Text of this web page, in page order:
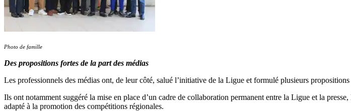
Photo de famille
Des propositions fortes de la part des médias
Les professionnels des médias ont, de leur côté, salué l’initiative de la Ligue et formulé plusieurs
Ils ont notamment suggéré la mise en place d’un cadre de collaboration permanent entre la Ligue et la
adapté à la promotion des compétitions régionales.